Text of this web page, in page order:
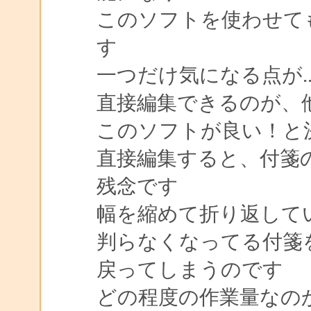
このソフトを使わせ
す
一つだけ気になる点が
直接編集できるのが
このソフトが良い！
直接編集すると、付
残念です
幅を縮めて折り返し
判らなくなってる付
戻ってしまうのです
どの程度の作業量な